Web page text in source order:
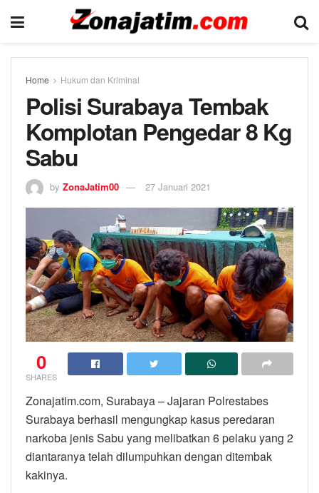
Home Hukum dan Kriminal
Polisi Surabaya Tembak
Komplotan Pengedar 8 Kg
Sabu
by ZonaJatim00 27 Januari 2021
0
SHARES
Zonajatim.com, Surabaya – Jajaran Polrestabes
Surabaya berhasil mengungkap kasus peredaran
narkoba jenis Sabu yang melibatkan 6 pelaku yang 2
diantaranya telah dilumpuhkan dengan ditembak
kakinya.